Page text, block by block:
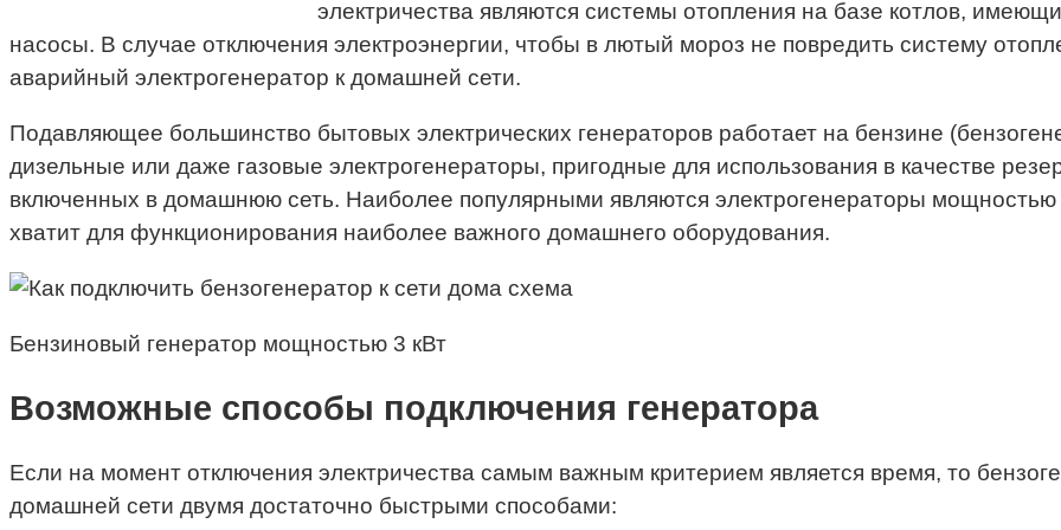
электричества являются системы отопления на базе котлов,
насосы. В случае отключения электроэнергии, чтобы в лютый мороз не повредить систему
аварийный электрогенератор к домашней сети.
Подавляющее большинство бытовых электрических генераторов работает на бензине
дизельные или даже газовые электрогенераторы, пригодные для использования в качестве
включенных в домашнюю сеть. Наиболее популярными являются электрогенераторы мощностью
хватит для функционирования наиболее важного домашнего оборудования.
Бензиновый генератор мощностью 3 кВт
Возможные способы подключения генератора
Если на момент отключения электричества самым важным критерием является время, то
домашней сети двумя достаточно быстрыми способами: